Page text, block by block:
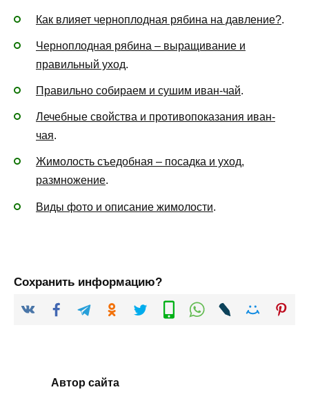
Как влияет черноплодная рябина на давление?.
Черноплодная рябина – выращивание и
правильный уход.
Правильно собираем и сушим иван-чай.
Лечебные свойства и противопоказания иван-
чая.
Жимолость съедобная – посадка и уход,
размножение.
Виды фото и описание жимолости.
Сохранить информацию?
Автор сайта